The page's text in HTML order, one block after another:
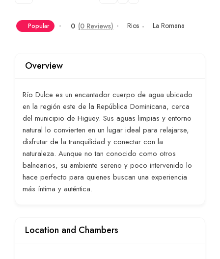
Popular 0 (0 Reviews) Rios La Romana
Overview
Río Dulce es un encantador cuerpo de agua ubicado
en la región este de la República Dominicana, cerca
del municipio de Higüey. Sus aguas limpias y entorno
natural lo convierten en un lugar ideal para relajarse,
disfrutar de la tranquilidad y conectar con la
naturaleza. Aunque no tan conocido como otros
balnearios, su ambiente sereno y poco intervenido lo
hace perfecto para quienes buscan una experiencia
más íntima y auténtica.
Location and Chambers